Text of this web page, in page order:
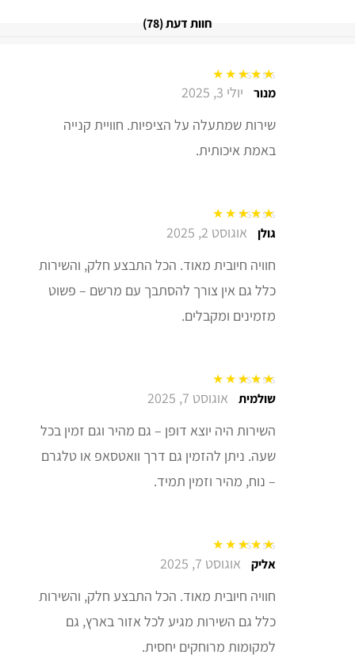
חוות דעת (78)
דורג5מתוך 5 מנור יולי 3, 2025
שירות שמתעלה על הציפיות. חוויית קנייה
באמת איכותית.
דורג5מתוך 5 גולן אוגוסט 2, 2025
חוויה חיובית מאוד. הכל התבצע חלק, והשירות
כלל גם אין צורך להסתבך עם מרשם – פשוט
מזמינים ומקבלים.
דורג5מתוך 5שולמית אוגוסט 7, 2025
השירות היה יוצא דופן – גם מהיר וגם זמין בכל
שעה. ניתן להזמין גם דרך וואטסאפ או טלגרם
– נוח, מהיר וזמין תמיד.
דורג5מתוך 5אליק אוגוסט 7, 2025
חוויה חיובית מאוד. הכל התבצע חלק, והשירות
כלל גם השירות מגיע לכל אזור בארץ, גם
למקומות מרוחקים יחסית.